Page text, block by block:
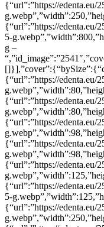
{“url”:”https://edenta.eu/
{“url”:”https://edenta.eu/
5-
g –
{“url”:”https://edenta.eu/
{“url”:”https://edenta.eu/
{“url”:”https://edenta.eu/
{“url”:”https://edenta.eu/
{“url”:”https://edenta.eu/
{“url”:”https://edenta.eu/
5-
{“url”:”https://edenta.eu/